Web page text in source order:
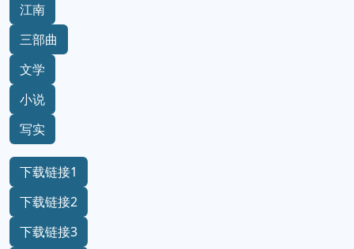
江南
三部曲
文学
小说
写实
下载链接1
下载链接2
下载链接3